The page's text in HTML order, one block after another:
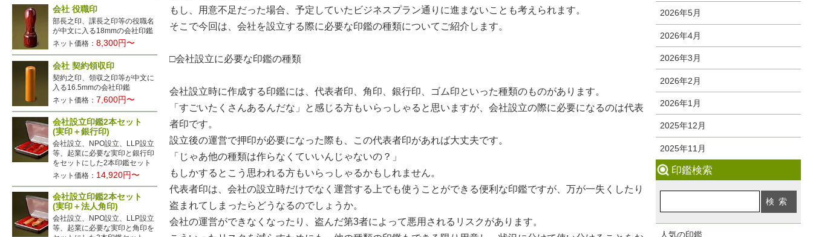
2026年5月
2026年4月
2026年3月
2026年2月
2026年1月
2025年12月
2025年11月
印鑑検索
人気の印鑑
もし、用意不足だった場合、予定していたビジネスプラン通りに進まないことも考えられます。
そこで今回は、会社を設立する際に必要な印鑑の種類についてご紹介します。
□会社設立に必要な印鑑の種類
会社設立時に作成する印鑑には、代表者印、角印、銀行印、ゴム印といった種類のものがあります。
「すごいたくさんあるんだな」と感じる方もいらっしゃると思いますが、会社設立の際に必要になるのは代表
者印です。
設立後の運営で押印が必要になった際も、この代表者印があれば大丈夫です。
「じゃあ他の種類は作らなくていいんじゃないの？」
もしかするとこう思われる方もいらっしゃるかもしれません。
代表者印は、会社の設立時だけでなく運営する上でも使うことができる便利な印鑑ですが、万が一失くしたり
盗まれてしまったらどうなるのでしょうか。
会社の運営ができなくなったり、盗んだ第3者によって悪用されるリスクがあります。
会社 役職印
部長之印、課長之印等の役職名
が中文に入る18mmの会社印鑑
ネット価格：8,300円〜
会社 契約領収印
契約之印、領収之印等が中文に
入る16.5mmの会社印鑑
ネット価格：7,600円〜
会社設立印鑑2本セット
(実印＋銀行印)
会社設立、NPO設立、LLP設立
等、起業に必要な実印と銀行印
をセットにした2本印鑑セット
ネット価格： 14,920円〜
会社設立印鑑2本セット
(実印＋法人角印)
会社設立、NPO設立、LLP設立
等、起業に必要な実印と角印を